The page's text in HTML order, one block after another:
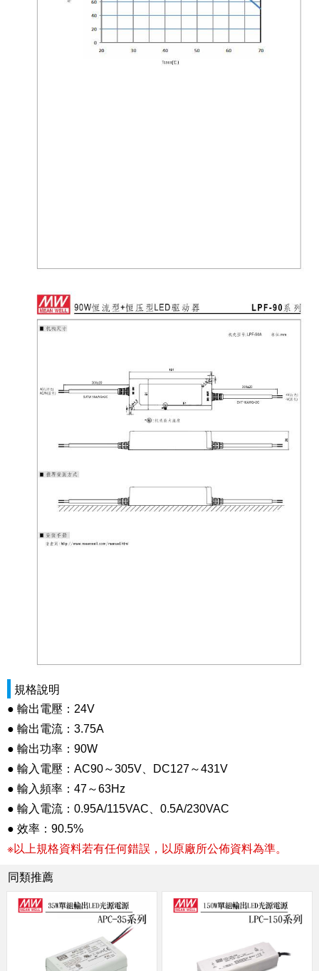
規格說明
● 輸出電壓：24V
● 輸出電流：3.75A
● 輸出功率：90W
● 輸入電壓：AC90～305V、DC127～431V
● 輸入頻率：47～63Hz
● 輸入電流：0.95A/115VAC、0.5A/230VAC
● 效率：90.5%
※以上規格資料若有任何錯誤，以原廠所公佈資料為準。
同類推薦